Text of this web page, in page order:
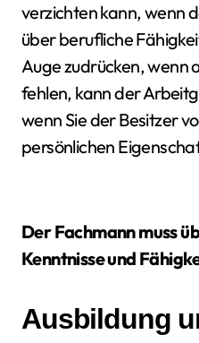
verzichten kann, wenn
über berufliche
Auge zudrücken, wenn
fehlen, kann der
wenn Sie der Besitzer
persönlichen
Der Fachmann muss
Kenntnisse und
Ausbildung